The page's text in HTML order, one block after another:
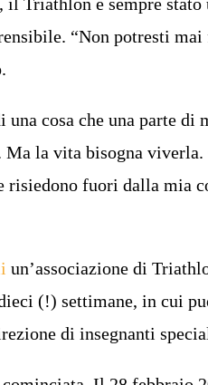
“Non potresti
cosa che una parte di
Ma la vita bisogna
risiedono fuori dalla mia
un’associazione di
(!) settimane, in cui
di insegnanti